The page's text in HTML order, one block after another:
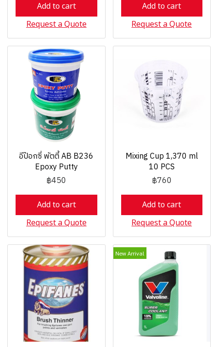
Add to cart
Request a Quote
Add to cart
Request a Quote
อีป๊อกซี่ พัตตี้ AB B236
Epoxy Putty
฿450
Add to cart
Request a Quote
Mixing Cup 1,370 ml
10 PCS
฿760
Add to cart
Request a Quote
New Arrival